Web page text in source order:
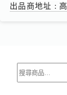
出品商地址 :